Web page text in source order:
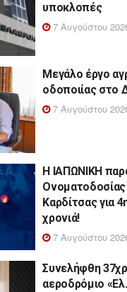
υποκλοπές
7 Αυγούστου
Μεγάλο έργο
οδοποιίας στο
7 Αυγούστου
Η ΙΑΠΩΝΙΚΗ
Καρδίτσας για
χρονιά!
7 Αυγούστου
Συνελήφθη
αεροδρόμιο